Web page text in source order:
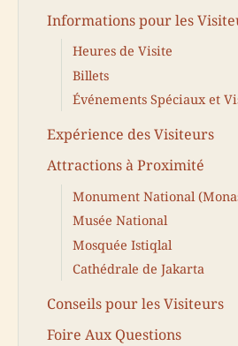
Informations pour les
Heures de Visite
Billets
Événements Spéciaux et
Expérience des Visiteurs
Attractions à Proximité
Monument National
Musée National
Mosquée Istiqlal
Cathédrale de Jakarta
Conseils pour les Visiteurs
Foire Aux Questions